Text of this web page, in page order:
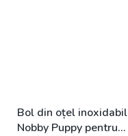
Bol din oțel inoxidabil
Nobby Puppy pentru